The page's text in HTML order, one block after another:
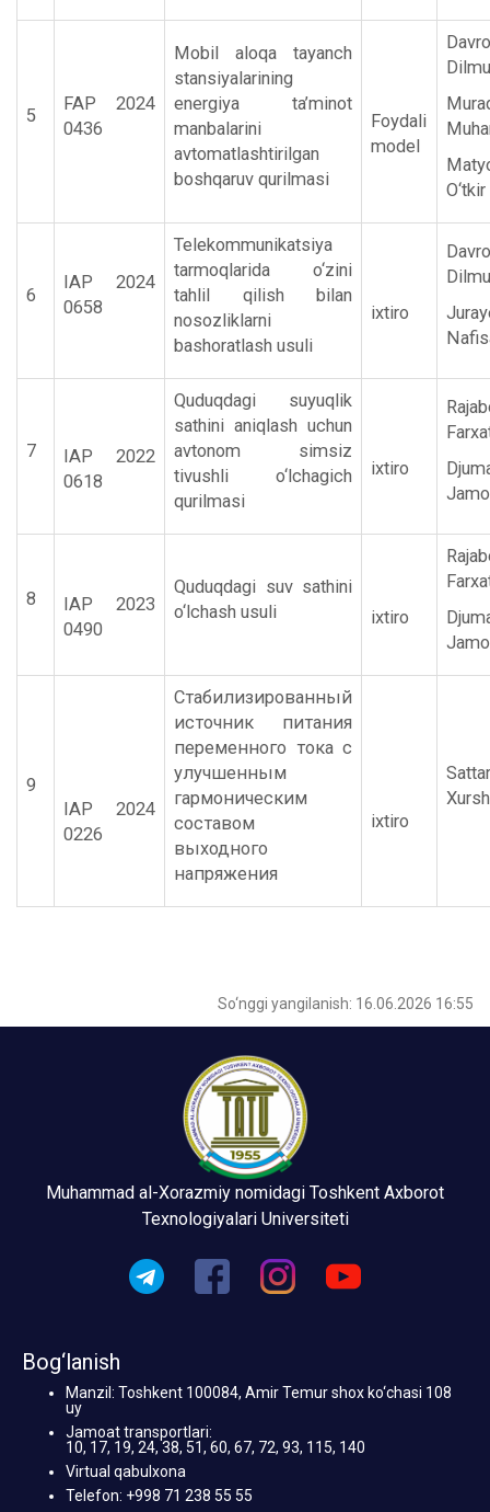
5
FAP 2024
0436
Mobil aloqa tayanch
stansiyalarining
energiya ta’minot
manbalarini
avtomatlashtirilgan
boshqaruv qurilmasi
Foydali
model
O‘tkir
6
IAP 2024
0658
Telekommunikatsiya
tarmoqlarida o‘zini
tahlil qilish bilan
nosozliklarni
bashoratlash usuli
ixtiro
7
IAP 2022
0618
Quduqdagi suyuqlik
sathini aniqlash uchun
avtonom simsiz
tivushli o‘lchagich
qurilmasi
ixtiro
8
IAP 2023
0490
Quduqdagi suv sathini
o‘lchash usuli
ixtiro
9
IAP 2024
0226
Стабилизированный
источник питания
переменного тока с
улучшенным
гармоническим
составом
выходного
напряжения
ixtiro
So‘nggi yangilanish: 16.06.2026 16:55
Muhammad al-Xorazmiy nomidagi Toshkent Axborot
Texnologiyalari Universiteti
Bog‘lanish
Manzil: Toshkent 100084, Amir Temur shox ko‘chasi 108
uy
Jamoat transportlari:
10, 17, 19, 24, 38, 51, 60, 67, 72, 93, 115, 140
Virtual qabulxona
Telefon: +998 71 238 55 55